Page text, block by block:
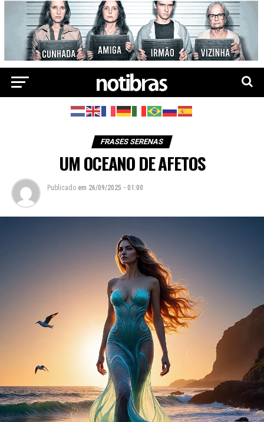
FRASES SERENAS
UM OCEANO DE AFETOS
Publicado em 26/09/2025 - 01:00